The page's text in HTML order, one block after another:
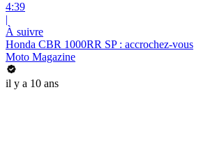
4:39
|
À suivre
Honda CBR 1000RR SP : accrochez-vous
Moto Magazine
il y a 10 ans